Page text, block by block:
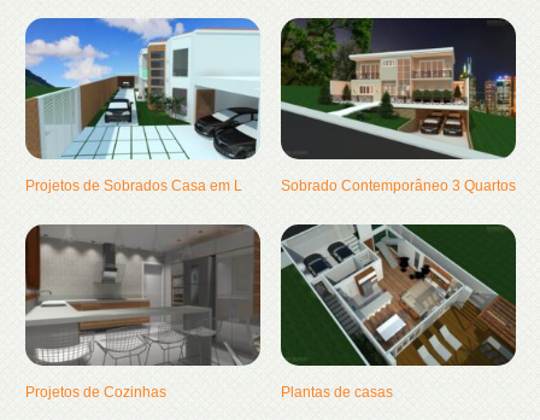
Projetos de Sobrados Casa em L Sobrado Contemporâneo 3 Quartos
Projetos de Cozinhas Plantas de casas